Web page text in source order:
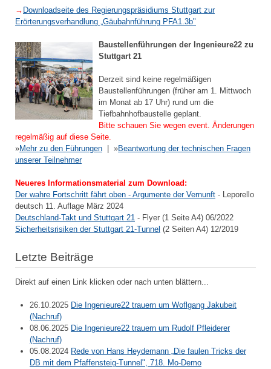
→ Downloadseite des Regierungspräsidiums Stuttgart zur
Erörterungsverhandlung „Gäubahnführung PFA1.3b"
Baustellenführungen der Ingenieure22 zu
Stuttgart 21
Derzeit sind keine regelmäßigen
Baustellenführungen (früher am 1. Mittwoch
im Monat ab 17 Uhr) rund um die
Tiefbahnhofbaustelle geplant.
Bitte schauen Sie wegen event. Änderungen
regelmäßig auf diese Seite.
»Mehr zu den Führungen | »Beantwortung der technischen Fragen
unserer Teilnehmer
Neueres Informationsmaterial zum Download:
Der wahre Fortschritt fährt oben - Argumente der Vernunft - Leporello
deutsch 11. Auflage März 2024
Deutschland-Takt und Stuttgart 21 - Flyer (1 Seite A4) 06/2022
Sicherheitsrisiken der Stuttgart 21-Tunnel (2 Seiten A4) 12/2019
Letzte Beiträge
Direkt auf einen Link klicken oder nach unten blättern...
26.10.2025 Die Ingenieure22 trauern um Woflgang Jakubeit
(Nachruf)
08.06.2025 Die Ingenieure22 trauern um Rudolf Pfleiderer
(Nachruf)
05.08.2024 Rede von Hans Heydemann „Die faulen Tricks der
DB mit dem Pfaffensteig-Tunnel", 718. Mo-Demo